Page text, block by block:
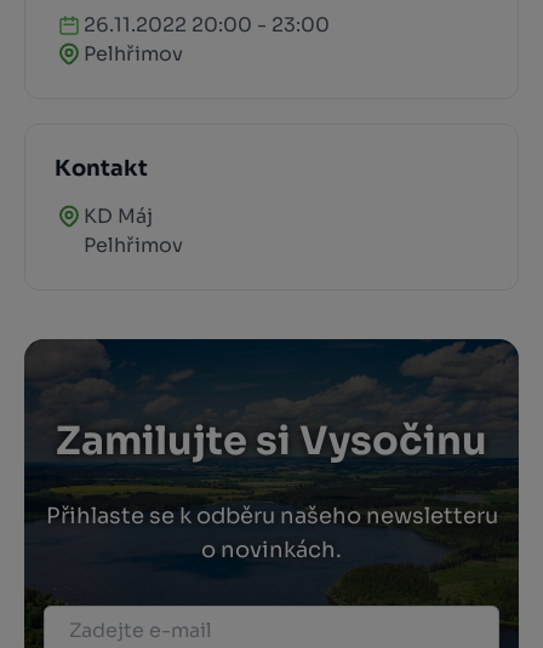
26.11.2022 20:00 - 23:00
Pelhřimov
Kontakt
KD Máj
Pelhřimov
Zamilujte si Vysočinu
Přihlaste se k odběru našeho newsletteru
o novinkách.